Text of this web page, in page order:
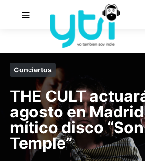
Conciertos
THE CULT
agosto en
mítico disco
Temple”